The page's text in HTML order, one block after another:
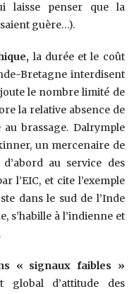
laisse penser que la
guère…).
la durée et le coût
Bretagne interdisent
le nombre limité de
la relative absence de
brassage. Dalrymple
un mercenaire de
au service des
l’EIC, et cite l’exemple
dans le sud de l’Inde
s’habille à l’indienne et
« signaux faibles »
global d’attitude des